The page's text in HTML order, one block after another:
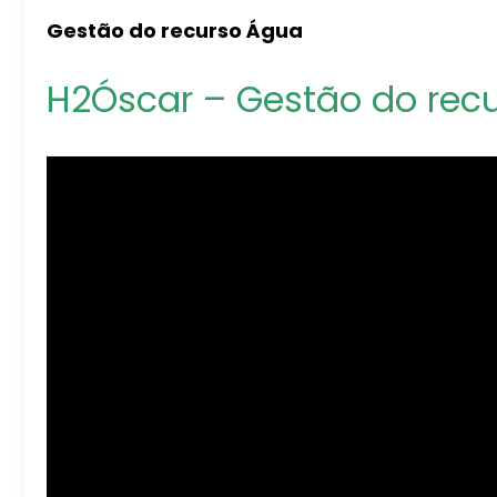
Gestão do recurso Água
H2Óscar – Gestão do